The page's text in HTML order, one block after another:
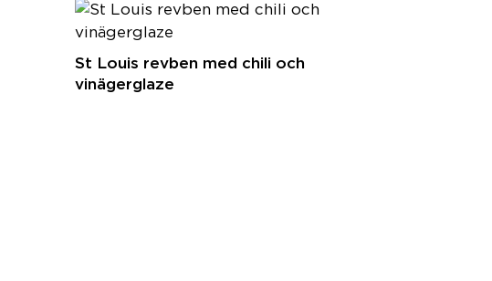
St Louis revben med chili och
vinägerglaze